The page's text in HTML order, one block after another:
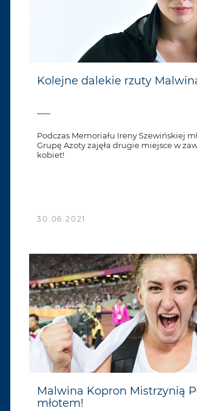
Kolejne dalekie rzuty
Podczas Memoriału Ireny Szewińskiej
Grupę Azoty zajęła drugie miejsce w
kobiet!
30.06.2021
Malwina Kopron Mistrzynią
młotem!